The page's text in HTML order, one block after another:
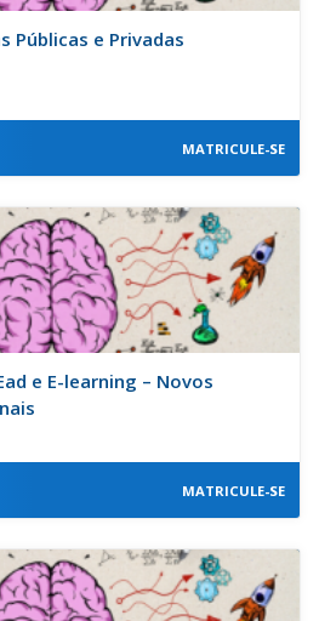
Públicas e Privadas
MATRICULE-SE
e E-learning – Novos
MATRICULE-SE